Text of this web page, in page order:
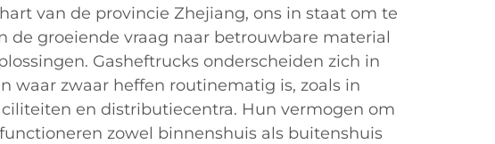
van de provincie Zhejiang, ons in staat om te
de groeiende vraag naar betrouwbare material
Gasheftrucks onderscheiden zich in
waar zwaar heffen routinematig is, zoals in
en distributiecentra. Hun vermogen om
zowel binnenshuis als buitenshuis